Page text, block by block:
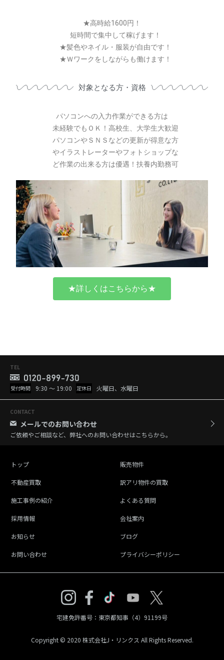
★高時給1600円！
短時間で集中して稼げます！
★髪色やネイル・服装が自由です！
★Ｗワークをしながらも働けます！
対象となる方・資格
パソコンへの入力作業ができる方は
未経験でもＯＫ！高校生、大学生大歓迎
パソコンやＳＮＳなどの更新が得意な方
やイラストレーターやフォトショップな
ど作業の出来る方は優遇！扶養内勤務可
★詳しくはこちらから★
TEL
受付時間 9:30 ～ 19:00 定休日 火曜日、水曜日
CONTACT
メールでのお問い合わせ
ご依頼やご相談など、弊社へのお問い合わせはこちらから。
トップ 販売物件
不動産買取 訳アリ物件の買取
施工事例の紹介 よくある質問
採用情報 会社案内
お知らせ ブログ
お問い合わせ プライバシーポリシー
Copyright © 2020 株式会社J・リンクス All Rights Reserved.
宅建免許番号：東京都知事（4）91199号